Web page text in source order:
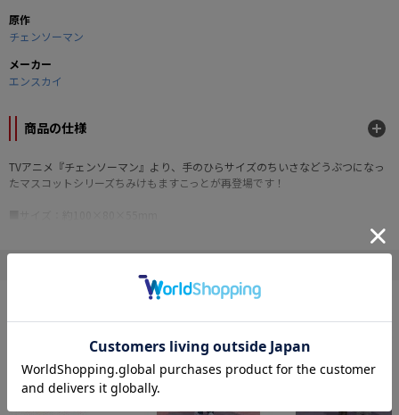
原作
チェンソーマン
メーカー
エンスカイ
商品の仕様
TVアニメ『チェンソーマン』より、手のひらサイズのちいさなどうぶつになっ
たマスコットシリーズちみけもますこっとが再登場です！